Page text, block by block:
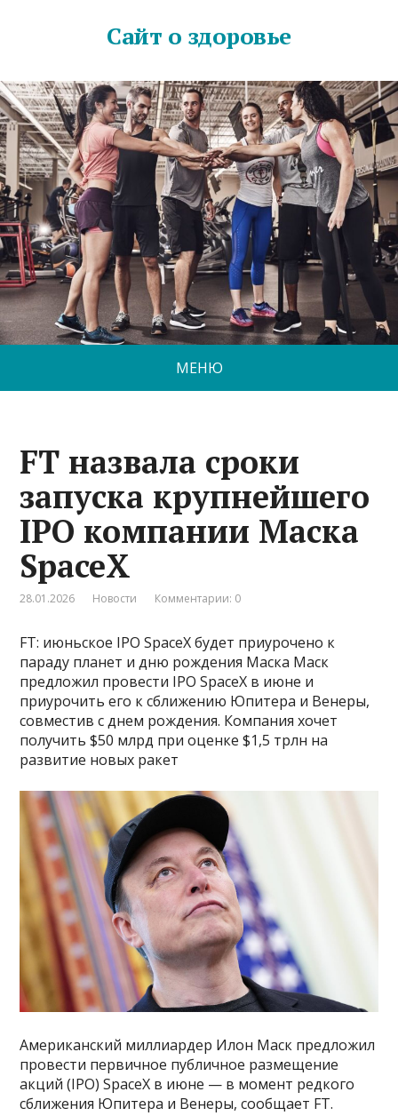
Сайт о здоровье
МЕНЮ
FT назвала сроки
запуска крупнейшего
IPO компании Маска
SpaceX
28.01.2026 Новости Комментарии: 0
FT: июньское IPO SpaceX будет приурочено к
параду планет и дню рождения Маска Маск
предложил провести IPO SpaceX в июне и
приурочить его к сближению Юпитера и Венеры,
совместив с днем рождения. Компания хочет
получить $50 млрд при оценке $1,5 трлн на
развитие новых ракет
Американский миллиардер Илон Маск предложил
провести первичное публичное размещение
акций (IPO) SpaceX в июне — в момент редкого
сближения Юпитера и Венеры, сообщает FT.